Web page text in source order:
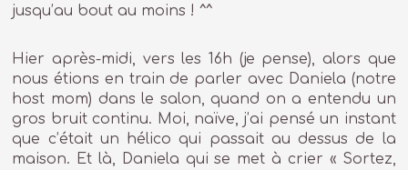
jusqu’au bout au moins ! ^^
Hier après-midi, vers les 16h (je pense), alors que
nous étions en train de parler avec Daniela (notre
host mom) dans le salon, quand on a entendu un
gros bruit continu. Moi, naïve, j’ai pensé un instant
que c’était un hélico qui passait au dessus de la
maison. Et là, Daniela qui se met à crier « Sortez,